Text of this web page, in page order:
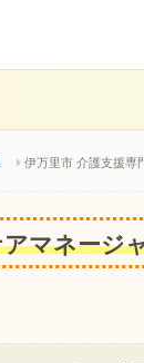
伊万里市 介護支援専
マネージ